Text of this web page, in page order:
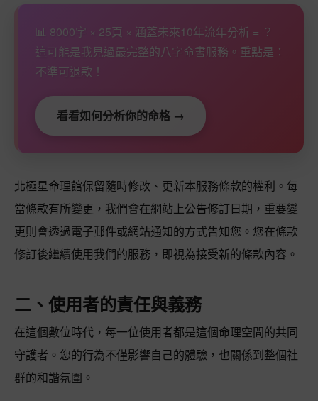
📊 8000字 × 25頁 × 涵蓋未來10年流年分析 = ？
這可能是我見過最完整的八字命書服務。重點是：
不準可退款！
看看如何分析你的命格 →
北極星命理館保留隨時修改、更新本服務條款的權利。每
當條款有所變更，我們會在網站上公告修訂日期，重要變
更則會透過電子郵件或網站通知的方式告知您。您在條款
修訂後繼續使用我們的服務，即視為接受新的條款內容。
二、使用者的責任與義務
在這個數位時代，每一位使用者都是這個命理空間的共同
守護者。您的行為不僅影響自己的體驗，也關係到整個社
群的和諧氛圍。